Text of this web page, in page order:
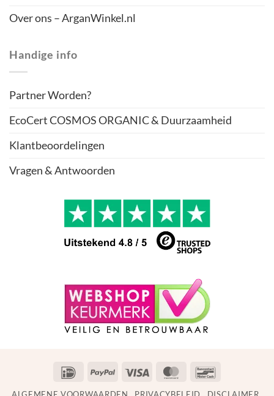
Over ons – ArganWinkel.nl
Handige info
Partner Worden?
EcoCert COSMOS ORGANIC & Duurzaamheid
Klantbeoordelingen
Vragen & Antwoorden
IDeal PayPal Visa MasterCard